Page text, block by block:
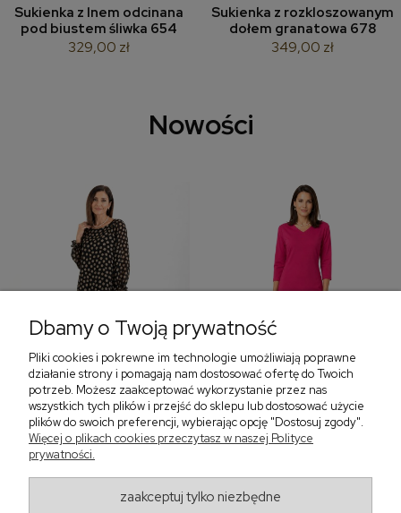
Sukienka z lnem odcinana
pod biustem śliwka 654
329,00 zł
Sukienka z rozkloszowanym
dołem granatowa 678
349,00 zł
Nowości
Sukienka z falbaną i
bufiastym rękawem w
405,30 zł
Sukienka z dekoltem w
299,00 zł
‹
Dbamy o Twoją prywatność
Pliki cookies i pokrewne im technologie umożliwiają poprawne
działanie strony i pomagają nam dostosować ofertę do Twoich
potrzeb. Możesz zaakceptować wykorzystanie przez nas
wszystkich tych plików i przejść do sklepu lub dostosować użycie
plików do swoich preferencji, wybierając opcję "Dostosuj zgody".
Więcej o plikach cookies przeczytasz w naszej Polityce
prywatności.
zaakceptuj tylko niezbędne